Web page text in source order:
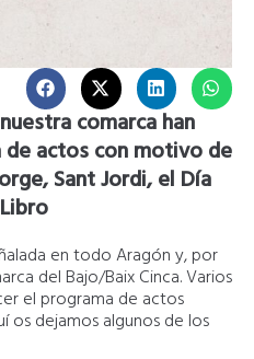
comarca han
actos con motivo de
Sant Jordi, el Día
en todo Aragón y, por
del Bajo/Baix Cinca. Varios
el programa de actos
os dejamos algunos de los